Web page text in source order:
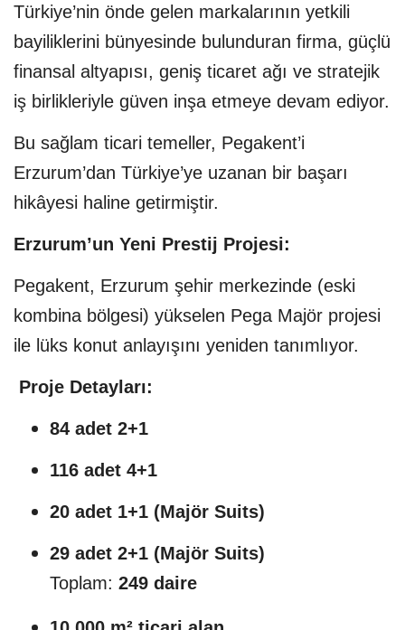
Türkiye’nin önde gelen markalarının yetkili
bayiliklerini bünyesinde bulunduran firma, güçlü
finansal altyapısı, geniş ticaret ağı ve stratejik
iş birlikleriyle güven inşa etmeye devam ediyor.
Bu sağlam ticari temeller, Pegakent’i
Erzurum’dan Türkiye’ye uzanan bir başarı
hikâyesi haline getirmiştir.
Erzurum’un Yeni Prestij Projesi:
Pegakent, Erzurum şehir merkezinde (eski
kombina bölgesi) yükselen Pega Majör projesi
ile lüks konut anlayışını yeniden tanımlıyor.
Proje Detayları:
84 adet 2+1
116 adet 4+1
20 adet 1+1 (Majör Suits)
29 adet 2+1 (Majör Suits)
Toplam: 249 daire